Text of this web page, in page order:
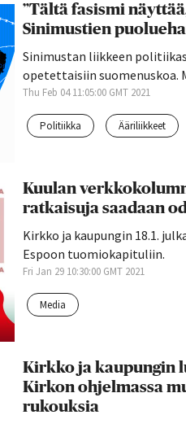
”Tältä fasismi
Sinimustien
Sinimustan liikkeen
opetettaisiin suomenuskoa.
Thu Feb 04 11:05:00 GMT 2021
politiikka ääriliikkeet
Kuulan
ratkaisuja saadaan
Kirkko ja kaupungin 18.1.
Espoon tuomiokapituliin.
Fri Jan 29 10:30:00 GMT 2021
media
Kirkko ja kaupungin
Kirkon ohjelmassa
rukouksia